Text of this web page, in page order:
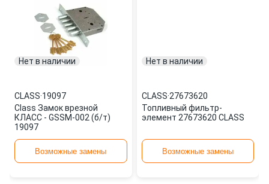
Нет в наличии
CLASS·19097
Class Замок врезной
КЛАСС - GSSM-002 (б/т)
19097
Возможные замены
Нет в наличии
CLASS·27673620
Топливный фильтр-
элемент 27673620 CLASS
Возможные замены